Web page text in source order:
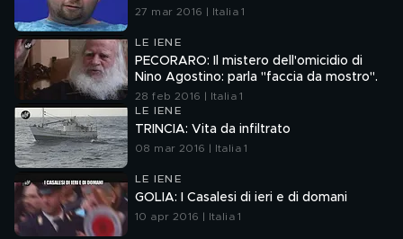
27 mar 2016 | Italia 1
LE IENE
PECORARO: Il mistero dell'omicidio di
Nino Agostino: parla "faccia da mostro".
28 feb 2016 | Italia 1
LE IENE
TRINCIA: Vita da infiltrato
08 mar 2016 | Italia 1
LE IENE
GOLIA: I Casalesi di ieri e di domani
10 apr 2016 | Italia 1